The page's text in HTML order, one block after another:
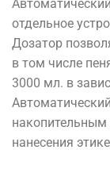
отдельное
Дозатор
в том числе
3000 мл. в
нанесения